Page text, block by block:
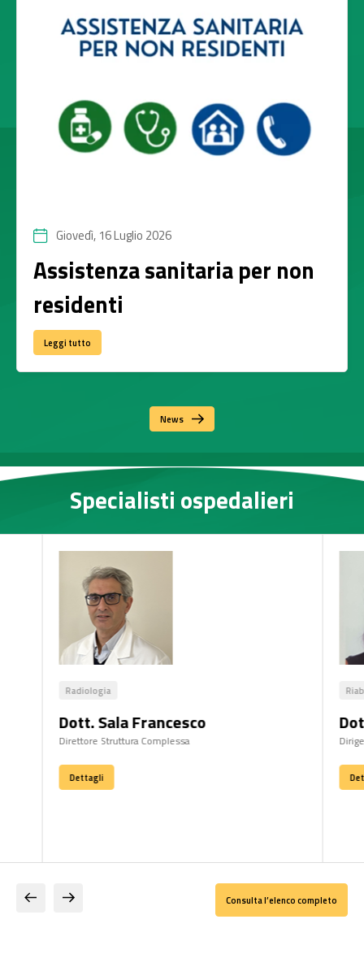
Giovedì, 16 Luglio 2026
Assistenza sanitaria per non
residenti
Leggi tutto
News
Specialisti ospedalieri
Radiologia
Dott. Sala Francesco
Direttore Struttura Complessa
Dettagli
Consulta l’elenco completo